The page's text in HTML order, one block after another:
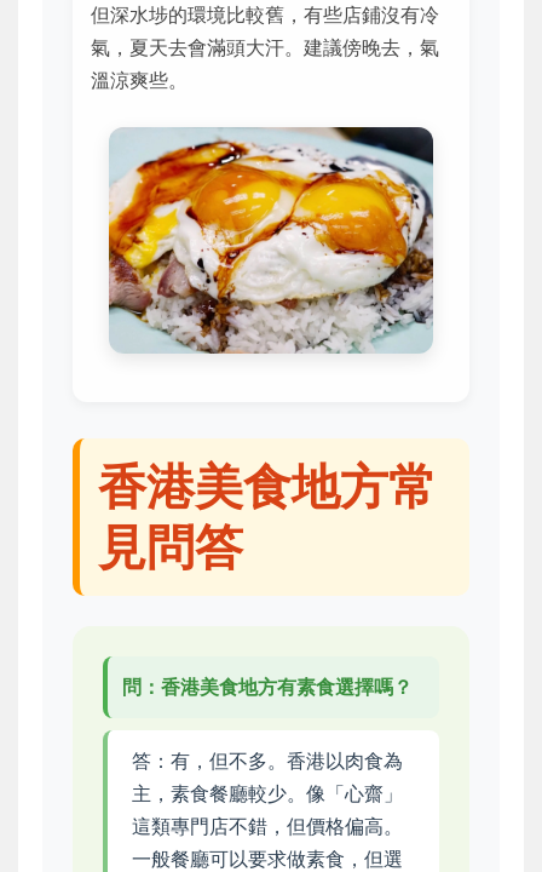
但深水埗的環境比較舊，有些店鋪沒有冷
氣，夏天去會滿頭大汗。建議傍晚去，氣
溫涼爽些。
香港美食地方常
見問答
問：香港美食地方有素食選擇嗎？
答：有，但不多。香港以肉食為
主，素食餐廳較少。像「心齋」
這類專門店不錯，但價格偏高。
一般餐廳可以要求做素食，但選